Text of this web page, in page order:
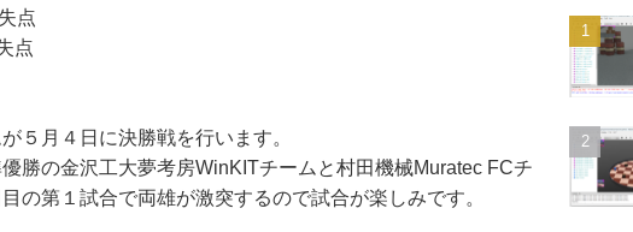
点
点
５月４日に決勝戦を行います。
勝の金沢工大夢考房WinKITチームと村田機械Muratec FCチ
の第１試合で両雄が激突するので試合が楽しみです。